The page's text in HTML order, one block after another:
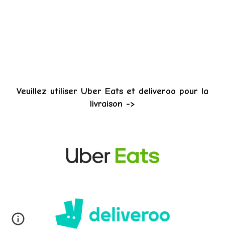
Veuillez utiliser Uber Eats et deliveroo pour la
livraison ->